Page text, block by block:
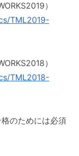
）
TML2019-
）
TML2018-
のためには必須